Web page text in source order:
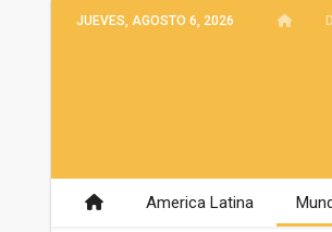
JUEVES, AGOSTO 6, 2026
America Latina